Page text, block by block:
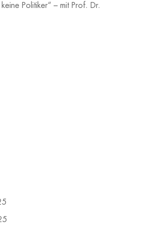
Politiker“ – mit Prof. Dr.